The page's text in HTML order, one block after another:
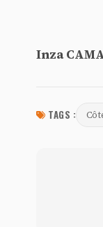
Inza
TAGS :